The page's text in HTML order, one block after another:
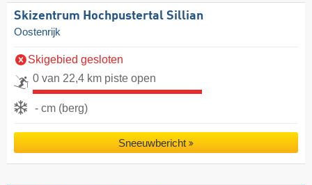
Skizentrum Hochpustertal Sillian
Oostenrijk
Skigebied gesloten
0 van 22,4 km piste open
- cm (berg)
Sneeuwbericht